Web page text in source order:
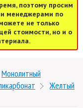
поэтому просим
менеджерами по
не только
стоимости, но и о
Монолитный
Желтый